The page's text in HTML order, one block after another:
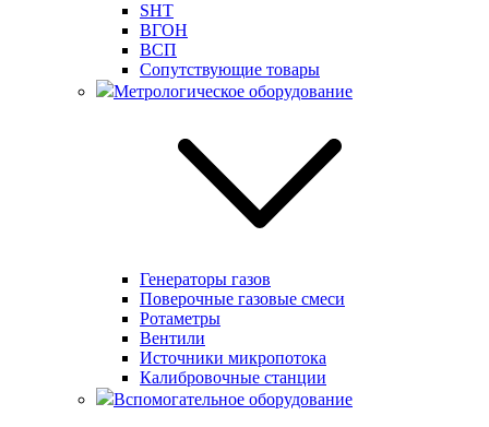
SHT
ВГОН
ВСП
Сопутствующие товары
Метрологическое оборудование
Генераторы газов
Поверочные газовые смеси
Ротаметры
Вентили
Источники микропотока
Калибровочные станции
Вспомогательное оборудование